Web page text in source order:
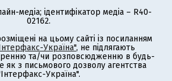
медіа; ідентифікатор медіа – R40-
02162.
на цьому сайті із посиланням
Україна", не підлягають
та/чи розповсюдженню в будь-
як з письмового дозволу агентства
Україна".